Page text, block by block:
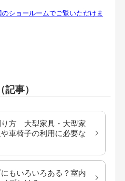
ショールームでご覧いただけま
事）
り方 大型家具・大型家
車椅子の利用に必要な
もいろいろある？室内